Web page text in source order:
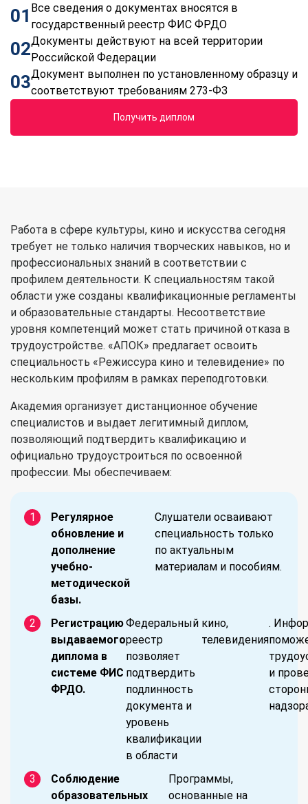
01 Все сведения о документах вносятся в
государственный реестр ФИС ФРДО
02Документы действуют на всей территории
Российской Федерации
03Документ выполнен по установленному образцу и
соответствуют требованиям 273-ФЗ
Получить диплом
Работа в сфере культуры, кино и искусства сегодня
требует не только наличия творческих навыков, но и
профессиональных знаний в соответствии с
профилем деятельности. К специальностям такой
области уже созданы квалификационные регламенты
и образовательные стандарты. Несоответствие
уровня компетенций может стать причиной отказа в
трудоустройстве. «АПОК» предлагает освоить
специальность «Режиссура кино и телевидение» по
нескольким профилям в рамках переподготовки.
Академия организует дистанционное обучение
специалистов и выдает легитимный диплом,
позволяющий подтвердить квалификацию и
официально трудоустроиться по освоенной
профессии. Мы обеспечиваем:
Регулярное
обновление и
дополнение
учебно-
методической
базы.
Слушатели осваивают
специальность только
по актуальным
материалам и пособиям.
Регистрацию
выдаваемого
диплома в
системе ФИС
ФРДО.
Федеральный
реестр
позволяет
подтвердить
подлинность
документа и
уровень
квалификации
в области
кино,
телевидения
.
и
Соблюдение
образовательных
Программы,
основанные на